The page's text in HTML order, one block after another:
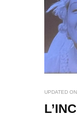
UPDATED ON